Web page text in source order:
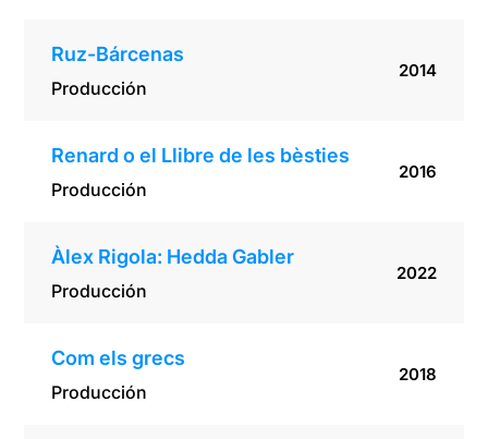
Ruz-Bárcenas
Producción
2014
Renard o el Llibre de les bèsties
Producción
2016
Àlex Rigola: Hedda Gabler
Producción
2022
Com els grecs
Producción
2018